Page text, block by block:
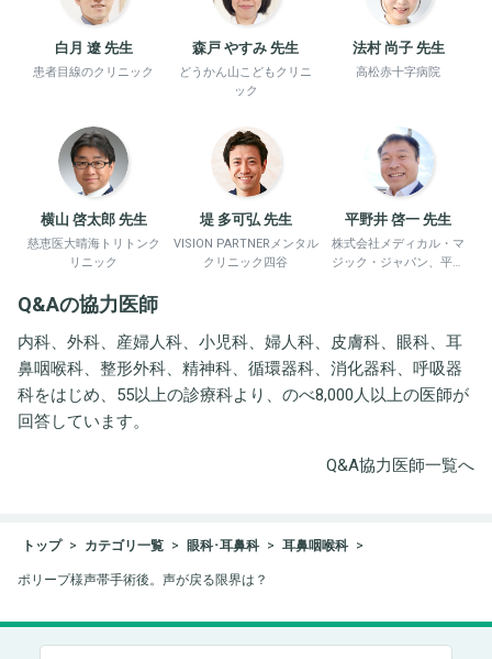
白月 遼 先生
患者目線のクリニック
森戸 やすみ 先生
どうかん山こどもクリニ
ック
法村 尚子 先生
高松赤十字病院
横山 啓太郎 先生
慈恵医大晴海トリトンク
リニック
堤 多可弘 先生
VISION PARTNERメンタル
クリニック四谷
平野井 啓一 先生
株式会社メディカル・マ
ジック・ジャパン、平野
Q&Aの協力医師
内科、外科、産婦人科、小児科、婦人科、皮膚科、眼科、耳
鼻咽喉科、整形外科、精神科、循環器科、消化器科、呼吸器
科をはじめ、55以上の診療科より、のべ8,000人以上の医師が
回答しています。
Q&A協力医師一覧へ
トップ カテゴリ一覧 眼科･耳鼻科 耳鼻咽喉科
ポリープ様声帯手術後。声が戻る限界は？